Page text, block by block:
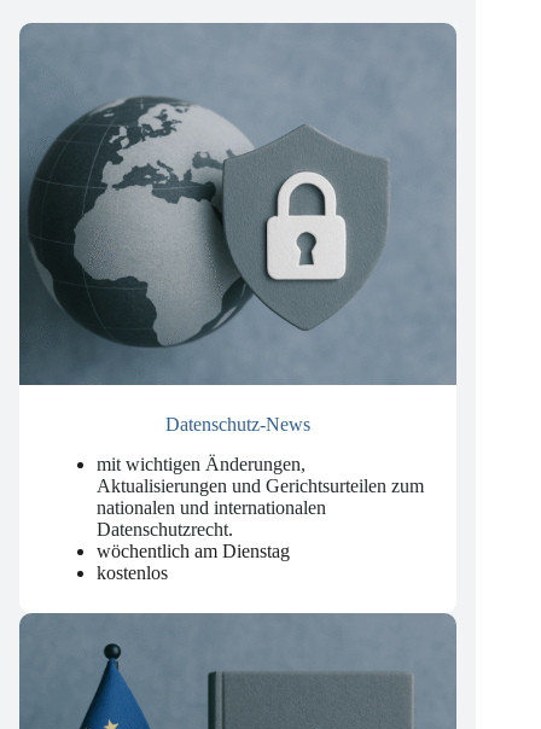
Unsere Newsletter
Datenschutz-News
mit wichtigen Änderungen,
Aktualisierungen und Gerichtsurteilen zum
nationalen und internationalen
Datenschutzrecht.
wöchentlich am Dienstag